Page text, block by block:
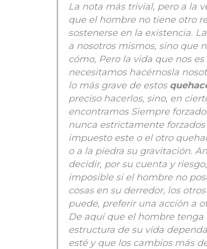
La nota más trivial, pero a la
que el hombre no tiene otro
sostenerse en la existencia.
a nosotros mismos, sino que
cómo, Pero la vida que nos
necesitamos hacérnosla
lo más grave de estos
preciso hacerlos, sino, en
encontramos Siempre
nunca estrictamente
impuesto este o el otro
o a la piedra su gravitación.
decidir, por su cuenta y
imposible si el hombre no
cosas en su derredor, los
puede, preferir una acción a
De aquí que el hombre
estructura de su vida
esté y que los cambios más